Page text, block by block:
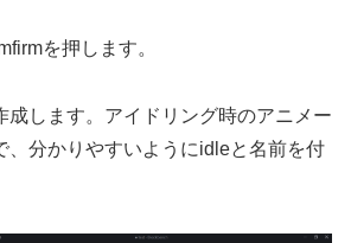
を押します。
成します。アイドリング時のアニメー
、分かりやすいようにidleと名前を付